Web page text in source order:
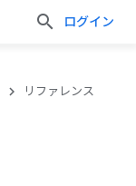
ログイン
リファレンス